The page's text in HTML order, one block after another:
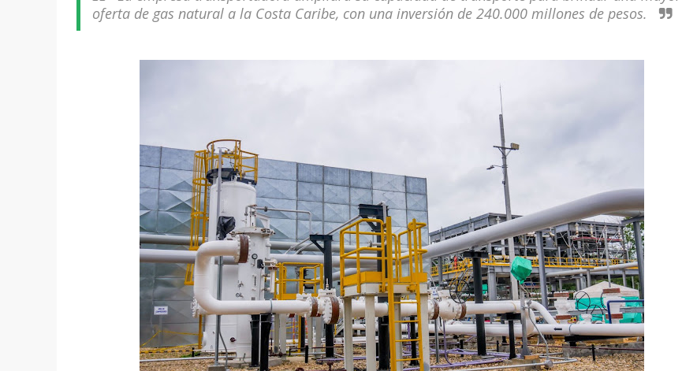
oferta de gas natural a la Costa Caribe, con una inversión de 240.000 millones de pesos.